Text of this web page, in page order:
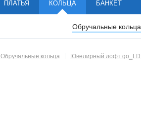
ПЛАТЬЯ КОЛЬЦА
Обручальные кольца
БАНКЕТ
Обручальные кольца Ювелирный лофт go_LD